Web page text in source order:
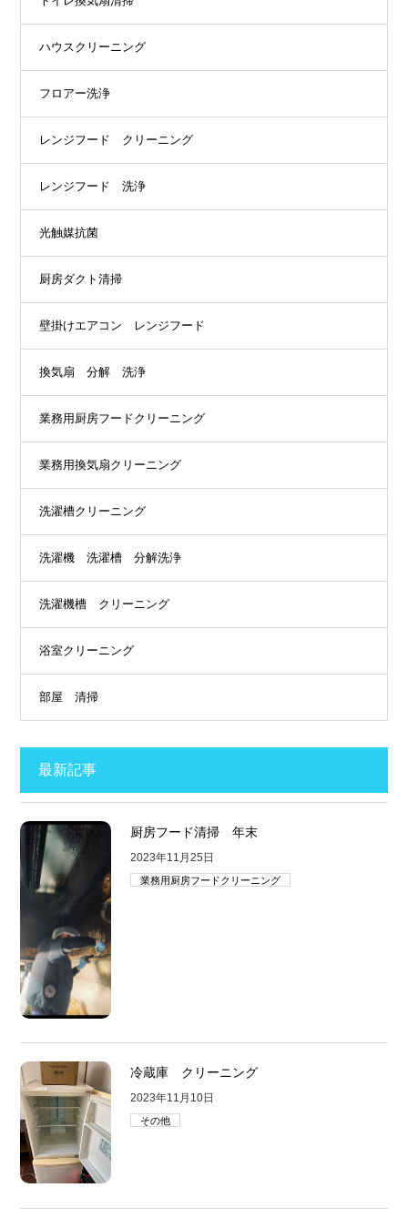
ハウスクリーニング
フロアー洗浄
レンジフード クリーニング
レンジフード 洗浄
光触媒抗菌
厨房ダクト清掃
壁掛けエアコン レンジフード
換気扇 分解 洗浄
業務用厨房フードクリーニング
業務用換気扇クリーニング
洗濯槽クリーニング
洗濯機 洗濯槽 分解洗浄
洗濯機槽 クリーニング
浴室クリーニング
部屋 清掃
最新記事
厨房フード清掃 年末
2023年11月25日
業務用厨房フードクリーニング
冷蔵庫 クリーニング
2023年11月10日
その他